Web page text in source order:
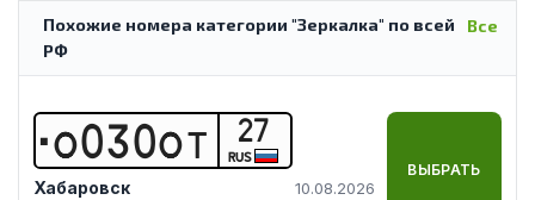
Все
Похожие номера категории "Зеркалка" по всей
РФ
О030ОТ 27
RUS
Хабаровск 10.08.2026
ВЫБРАТЬ